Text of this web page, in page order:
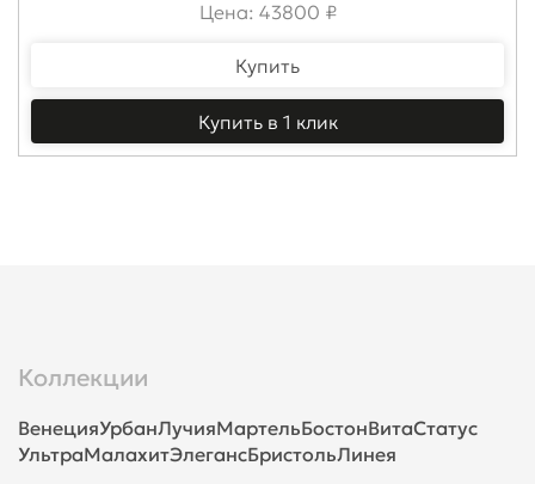
Цена: 43800 ₽
Купить
Купить в 1 клик
Коллекции
ВенецияУрбанЛучияМартельБостонВитаСтатус
УльтраМалахитЭлегансБристольЛинея